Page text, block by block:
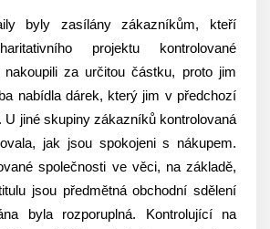
byly zasílány zákazníkům, kteří
projektu kontrolované
nakoupili za určitou částku, proto jim
nabídla dárek, který jim v předchozí
U jiné skupiny zákazníků kontrolovaná
jak jsou spokojeni s nákupem.
společnosti ve věci, na základě,
jsou předmětná obchodní sdělení
byla rozporuplná. Kontrolující na